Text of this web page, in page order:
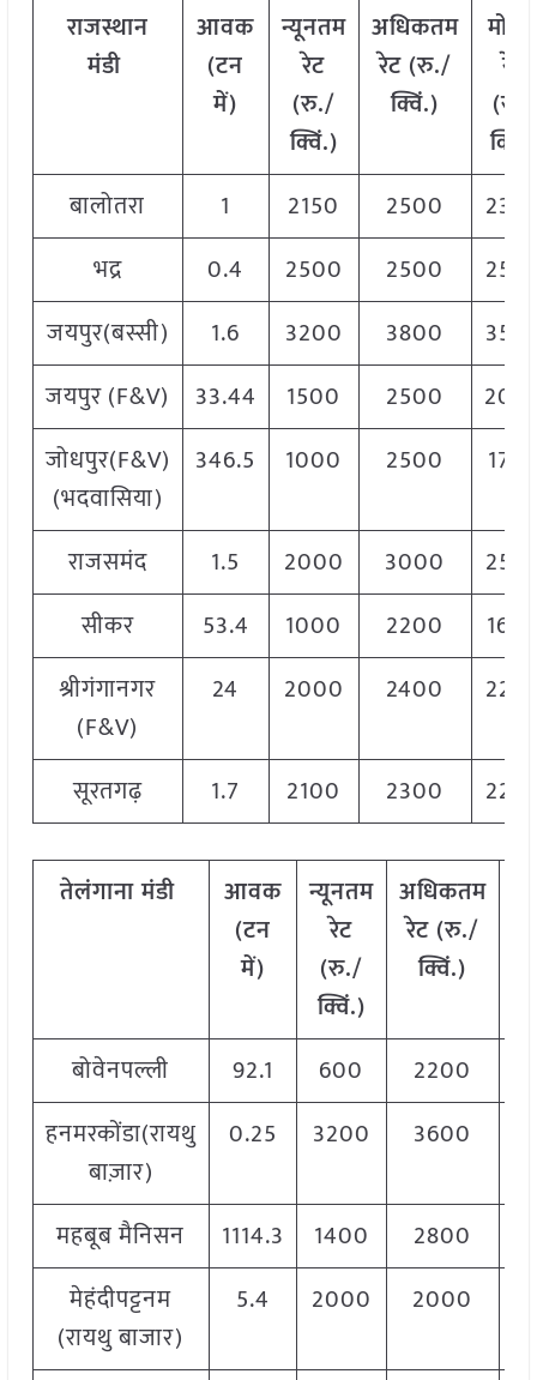
राजस्थान
मंडी
आवक
(टन
में)
न्यूनतम
रेट
(रु./
क्विं.)
अधिकतम
रेट (रु./
क्विं.)
रेट
(रु
क्विं
बालोतरा
1 2150 2500
भद्र
0.4 2500 2500
जयपुर(बस्सी)
1.6 3200 3800
जयपुर (F&V)
33.44 1500 2500
जोधपुर(F&V)
(भदवासिया)
346.5 1000 2500
राजसमंद 1.5 2000 3000
सीकर
53.4 1000 2200
श्रीगंगानगर
(F&V)
24 2000 2400
सूरतगढ़ 1.7 2100 2300
तेलंगानामंडी
आवक
(टन
में)
न्यूनतम
रेट
(रु./
क्विं.)
अधिकतम
रेट (रु./
क्विं.)
बोवेनपल्ली
92.1 600 2200
हनमरकोंडा(रायथु
बाज़ार)
0.25 3200 3600
महबूब मैनिसन 1114.3 1400 2800
मेहंदीपट्टनम
(रायथु बाजार)
5.4 2000 2000